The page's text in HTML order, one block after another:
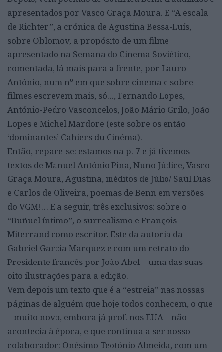
apresentados por Vasco Graça Moura. E “A escala
de Richter”, a crónica de Agustina Bessa-Luís,
sobre Oblomov, a propósito de um filme
apresentado na Semana do Cinema Soviético,
comentada, lá mais para a frente, por Lauro
António, num nº em que sobre cinema e sobre
filmes escrevem mais, só…, Fernando Lopes,
António-Pedro Vasconcelos, João Mário Grilo, João
Lopes e Michel Mardore (este sobre os então
‘dominantes’ Cahiers du Cinéma).
Então, repare-se: estamos na p. 7 e já tivemos
textos de Manuel António Pina, Nuno Júdice, Vasco
Graça Moura, Agustina, inéditos de Júlio/ Saúl Dias
e Carlos de Oliveira, poemas de Benn em versões
do VGM!… E a seguir, três exclusivos: sobre o
“Buñuel íntimo”, o surrealismo e François
Miterrand como escritor. Este da autoria da
Gabriel Garcia Marquez e com um retrato do
Presidente francês por João Abel – uma das suas
oito ilustrações para a edição.
Vem depois um texto que é a “estreia” nas nossas
páginas de alguém que hoje todos conhecem, o que
– muito novo, embora já prof. nos EUA – não
acontecia à época, e que continua a ser nosso
colaborador: Onésimo Teotónio Almeida, com um